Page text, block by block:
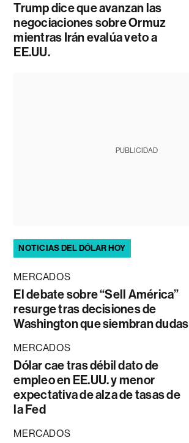
Trump dice que avanzan las
negociaciones sobre Ormuz
mientras Irán evalúa veto a
EE.UU.
PUBLICIDAD
NOTICIAS DEL DÓLAR HOY
MERCADOS
El debate sobre “Sell América”
resurge tras decisiones de
Washington que siembran dudas
MERCADOS
Dólar cae tras débil dato de
empleo en EE.UU. y menor
expectativa de alza de tasas de
la Fed
MERCADOS